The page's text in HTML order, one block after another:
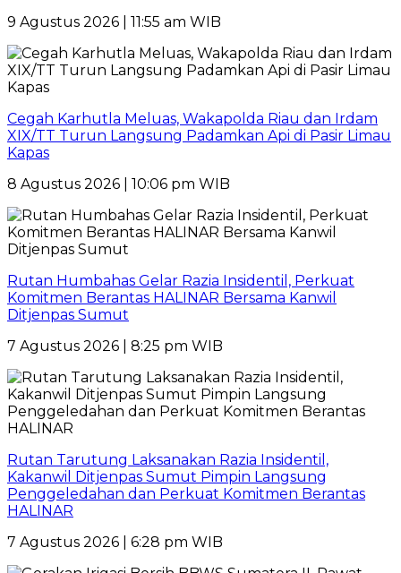
9 Agustus 2026 | 11:55 am WIB
Cegah Karhutla Meluas, Wakapolda Riau dan Irdam
XIX/TT Turun Langsung Padamkan Api di Pasir Limau
Kapas
8 Agustus 2026 | 10:06 pm WIB
Rutan Humbahas Gelar Razia Insidentil, Perkuat
Komitmen Berantas HALINAR Bersama Kanwil
Ditjenpas Sumut
7 Agustus 2026 | 8:25 pm WIB
Rutan Tarutung Laksanakan Razia Insidentil,
Kakanwil Ditjenpas Sumut Pimpin Langsung
Penggeledahan dan Perkuat Komitmen Berantas
HALINAR
7 Agustus 2026 | 6:28 pm WIB